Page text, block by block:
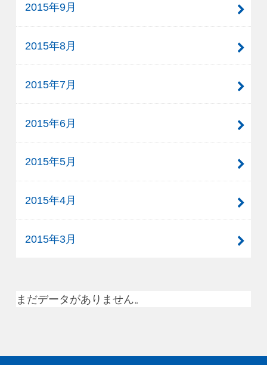
2015年9月
2015年8月
2015年7月
2015年6月
2015年5月
2015年4月
2015年3月
まだデータがありません。